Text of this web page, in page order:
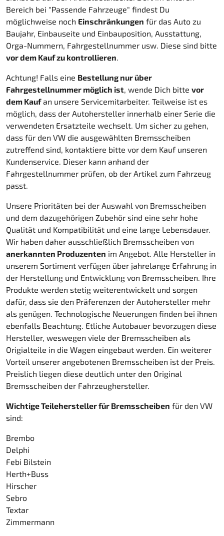
Bereich bei "Passende Fahrzeuge" findest Du
möglichweise noch Einschränkungen für das Auto zu
Baujahr, Einbauseite und Einbauposition, Ausstattung,
Orga-Nummern, Fahrgestellnummer usw. Diese sind bitte
vor dem Kauf zu kontrollieren
Achtung! Falls eine Bestellung nur über
Fahrgestellnummer möglich ist , wende Dich bitte vor
dem Kaufan unsere Servicemitarbeiter. Teilweise ist es
möglich, dass der Autohersteller innerhalb einer Serie die
verwendeten Ersatzteile wechselt. Um sicher zu gehen,
dass für den VW die ausgewählten Bremsscheiben
zutreffend sind, kontaktiere bitte vor dem Kauf unseren
Kundenservice. Dieser kann anhand der
Fahrgestellnummer prüfen, ob der Artikel zum Fahrzeug
passt.
Unsere Prioritäten bei der Auswahl von Bremsscheiben
und dem dazugehörigen Zubehör sind eine sehr hohe
Qualität und Kompatibilität und eine lange Lebensdauer.
Wir haben daher ausschließlich Bremsscheiben von
anerkannten Produzenten im Angebot. Alle Hersteller in
unserem Sortiment verfügen über jahrelange Erfahrung in
der Herstellung und Entwicklung von Bremsscheiben. Ihre
Produkte werden stetig weiterentwickelt und sorgen
dafür, dass sie den Präferenzen der Autohersteller mehr
als genügen. Technologische Neuerungen finden bei ihnen
ebenfalls Beachtung. Etliche Autobauer bevorzugen diese
Hersteller, weswegen viele der Bremsscheiben als
Origialteile in die Wagen eingebaut werden. Ein weiterer
Vorteil unserer angebotenen Bremsscheiben ist der Preis.
Preislich liegen diese deutlich unter den Original
Bremsscheiben der Fahrzeughersteller.
Wichtige Teilehersteller für Bremsscheiben für den VW
sind:
Brembo
Delphi
Febi Bilstein
Herth+Buss
Hirscher
Sebro
Textar
Zimmermann